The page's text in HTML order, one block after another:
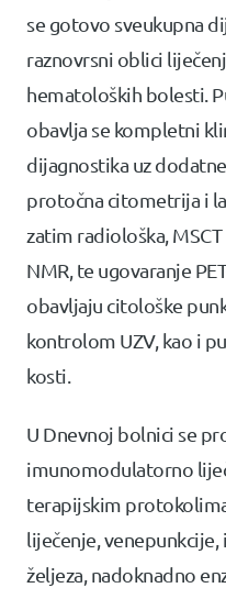
se gotovo sveukupna
raznovrsni oblici
hematoloških bolesti.
obavlja se kompletni
dijagnostika uz
protočna citometrija i
zatim radiološka,
NMR, te ugovaranje
obavljaju citološke
kontrolom UZV, kao i
kosti.
U Dnevnoj bolnici se
imunomodulatorno
terapijskim
liječenje,
željeza, nadoknadno